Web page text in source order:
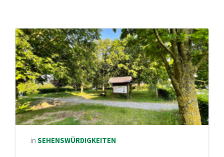
in SEHENSWÜRDIGKEITEN